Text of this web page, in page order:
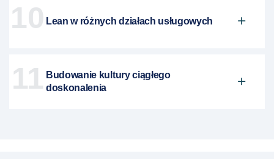
10 Lean w różnych działach usługowych
11 Budowanie kultury ciągłego
doskonalenia